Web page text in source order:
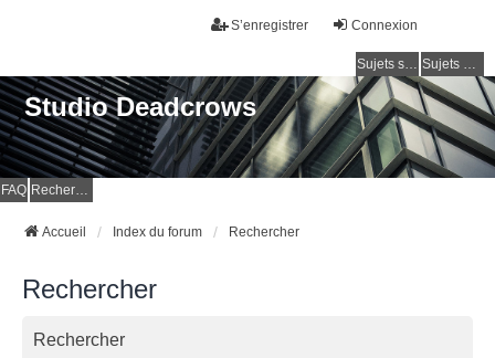
Connexion
S’enregistrer
Sujets sans réponse Sujets actifs
Studio Deadcrows
FAQ Rechercher
Accueil Index du forum Rechercher
Rechercher
Rechercher